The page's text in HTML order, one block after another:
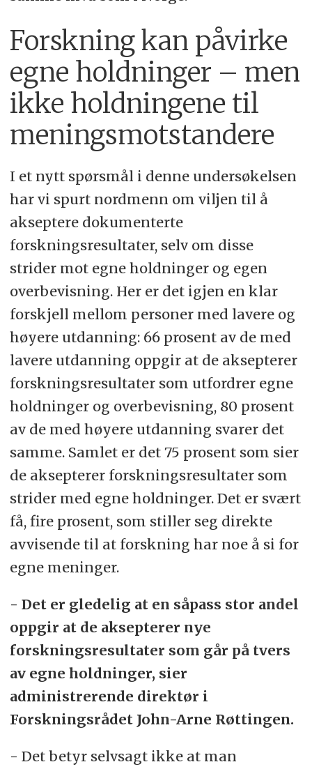
Forskning kan påvirke
egne holdninger – men
ikke holdningene til
meningsmotstandere
I et nytt spørsmål i denne undersøkelsen
har vi spurt nordmenn om viljen til å
akseptere dokumenterte
forskningsresultater, selv om disse
strider mot egne holdninger og egen
overbevisning. Her er det igjen en klar
forskjell mellom personer med lavere og
høyere utdanning: 66 prosent av de med
lavere utdanning oppgir at de aksepterer
forskningsresultater som utfordrer egne
holdninger og overbevisning, 80 prosent
av de med høyere utdanning svarer det
samme. Samlet er det 75 prosent som sier
de aksepterer forskningsresultater som
strider med egne holdninger. Det er svært
få, fire prosent, som stiller seg direkte
avvisende til at forskning har noe å si for
egne meninger.
- Det er gledelig at en såpass stor andel
oppgir at de aksepterer nye
forskningsresultater som går på tvers
av egne holdninger, sier
administrerende direktør i
Forskningsrådet John-Arne Røttingen.
- Det betyr selvsagt ikke at man